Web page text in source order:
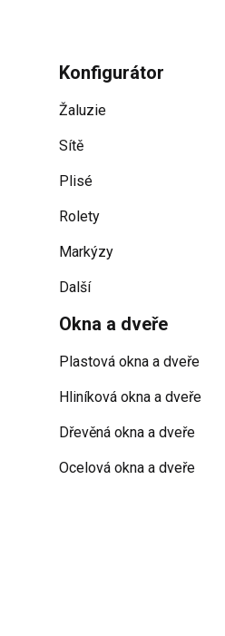
Konfigurátor
Žaluzie
Sítě
Plisé
Rolety
Markýzy
Další
Okna a dveře
Plastová okna a dveře
Hliníková okna a dveře
Dřevěná okna a dveře
Ocelová okna a dveře